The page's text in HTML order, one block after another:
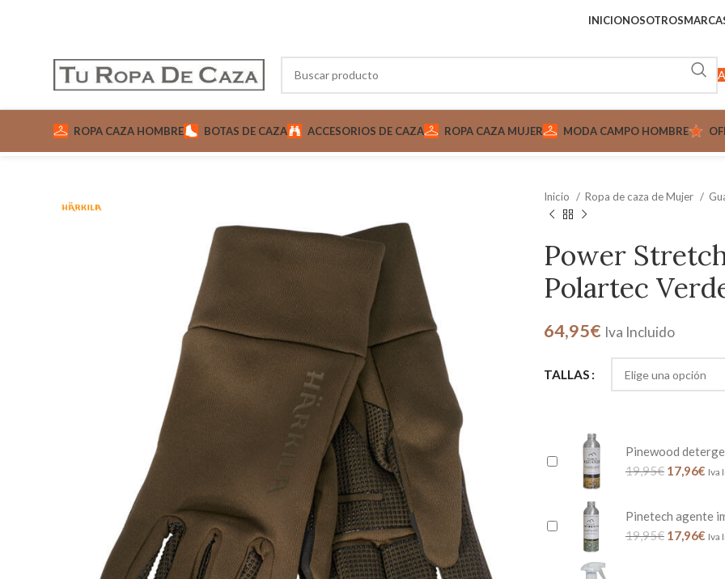
INICIONOSOTROS
ROPA CAZA HOMBRE BOTAS DE CAZA ACCESORIOS DE CAZA ROPA CAZA MUJER MODA CAMPO HOMBRE
Inicio Ropa de caza de Mujer
Power
Polartec
64,95€ Iva Incluido
TALLAS
Pinewood
19,95€ 17,96€ Iva
Pinetech agente
19,95€ 17,96€ Iva